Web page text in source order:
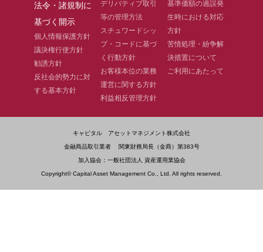
法令・諸規制に
基づく開示
個人情報保護方針
議決権行使方針
勧誘方針
反社会的勢力に対
する基本方針
デリバティブ取引
等の管理方法
スチュワードシッ
プ・コードに基づ
く行動方針
お客様本位の業務
運営に関する方針
利益相反管理方針
基準価額の過誤発
生時における対応
方針
苦情処理・紛争解
決措置について
ご利用にあたって
キャピタル アセットマネジメント株式会社
金融商品取引業者 関東財務局長（金商）第383号
加入協会：一般社団法人 資産運用業協会
Copyright© Capital Asset Management Co., Ltd. All rights reserved.